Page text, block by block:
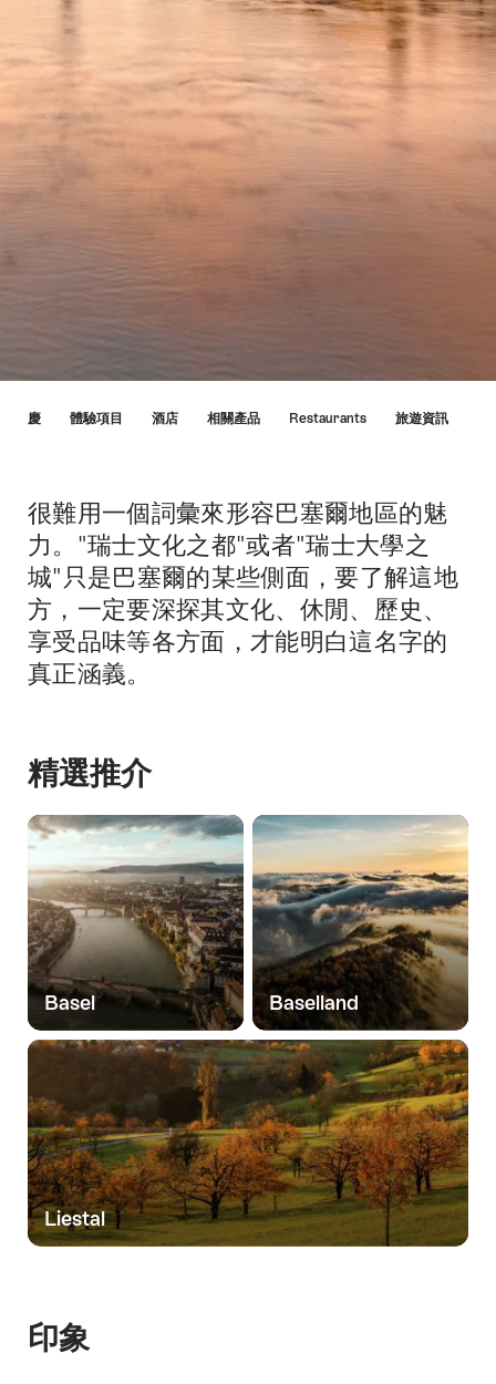
/節慶 體驗項目 酒店 相關產品 Restaurants 旅遊資訊
簡
介
很難用一個詞彙來形容巴塞爾地區的魅
力。"瑞士文化之都"或者"瑞士大學之
城"只是巴塞爾的某些側面，要了解這地
方，一定要深探其文化、休閒、歷史、
享受品味等各方面，才能明白這名字的
真正涵義。
精選推介
Basel Baselland
Liestal
印象